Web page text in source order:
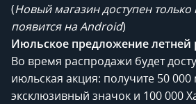
(Новый магазин доступен только
появится на Android)
Июльское предложение летней
Во время распродажи будет
июльская акция: получите 50 000
эксклюзивный значок и 100 000